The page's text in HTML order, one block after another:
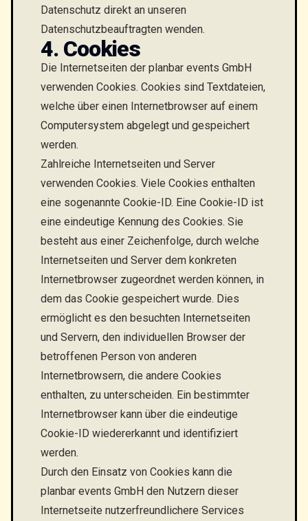
Datenschutz direkt an unseren
Datenschutzbeauftragten wenden.
4. Cookies
Die Internetseiten der planbar events GmbH
verwenden Cookies. Cookies sind Textdateien,
welche über einen Internetbrowser auf einem
Computersystem abgelegt und gespeichert
werden.
Zahlreiche Internetseiten und Server
verwenden Cookies. Viele Cookies enthalten
eine sogenannte Cookie-ID. Eine Cookie-ID ist
eine eindeutige Kennung des Cookies. Sie
besteht aus einer Zeichenfolge, durch welche
Internetseiten und Server dem konkreten
Internetbrowser zugeordnet werden können, in
dem das Cookie gespeichert wurde. Dies
ermöglicht es den besuchten Internetseiten
und Servern, den individuellen Browser der
betroffenen Person von anderen
Internetbrowsern, die andere Cookies
enthalten, zu unterscheiden. Ein bestimmter
Internetbrowser kann über die eindeutige
Cookie-ID wiedererkannt und identifiziert
werden.
Durch den Einsatz von Cookies kann die
planbar events GmbH den Nutzern dieser
Internetseite nutzerfreundlichere Services